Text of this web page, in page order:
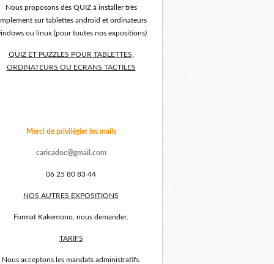
Nous proposons des QUIZ à installer très
sur tablettes android et ordinateurs
ou linux (pour toutes nos expositions)
QUIZ ET PUZZLES POUR TABLETTES,
ORDINATEURS OU ECRANS TACTILES
Merci de privilégier les mails
caricadoc@gmail.com
06 25 80 83 44
NOS AUTRES EXPOSITIONS
Format Kakemono, nous demander.
TARIFS
Nous acceptons les mandats administratifs.